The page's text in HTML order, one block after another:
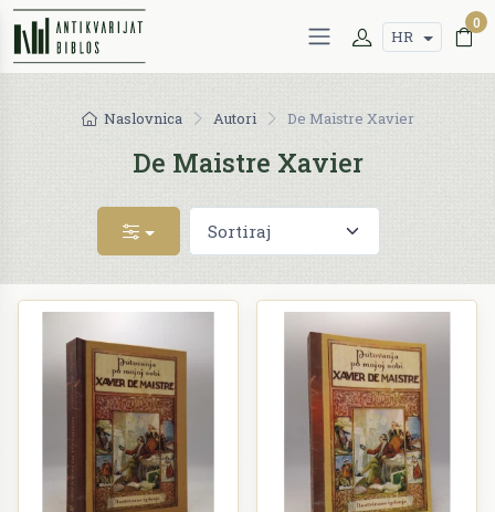
HR
0
Naslovnica Autori De Maistre Xavier
De Maistre Xavier